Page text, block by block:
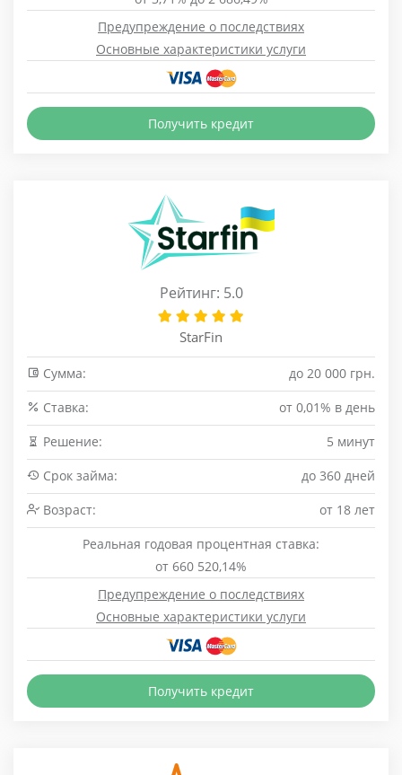
Предупреждение о последствиях
Основные характеристики услуги
Получить кредит
Рейтинг: 5.0
StarFin
Сумма:
до 20 000 грн.
Cтавка:
от 0,01% в день
Решение:
5 минут
Срок займа:
до 360 дней
Возраст:
от 18 лет
Реальная годовая процентная ставка:
от 660 520,14%
Предупреждение о последствиях
Основные характеристики услуги
Получить кредит